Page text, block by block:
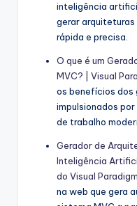
inteligência
gerar
rápida e precisa.
O que é um
MVC? | Visual
os benefícios dos
impulsionados
de trabalho
Gerador de
Inteligência
do Visual Paradigm
na web que gera